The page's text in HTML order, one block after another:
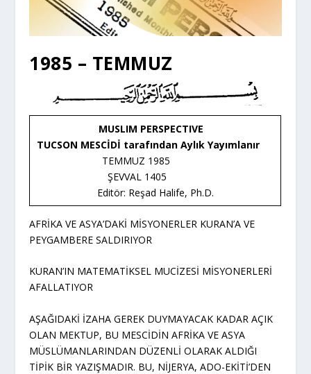
1985 – TEMMUZ
MUSLIM PERSPECTIVE
TUCSON MESCİDİ tarafından Aylık Yayımlanır
TEMMUZ 1985
ŞEVVAL 1405
Editör: Reşad Halife, Ph.D.
AFRİKA VE ASYA’DAKİ MİSYONERLER KURAN’A VE
PEYGAMBERE SALDIRIYOR
KURAN’IN MATEMATİKSEL MUCİZESİ MİSYONERLERİ
AFALLATIYOR
AŞAĞIDAKİ İZAHA GEREK DUYMAYACAK KADAR AÇIK
OLAN MEKTUP, BU MESCİDİN AFRİKA VE ASYA
MÜSLÜMANLARINDAN DÜZENLİ OLARAK ALDIĞI
TİPİK BİR YAZIŞMADIR. BU, NİJERYA, ADO-EKİTİ’DEN